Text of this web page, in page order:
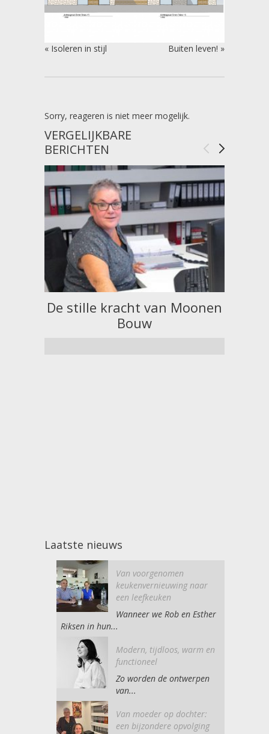
« Isoleren in stijl Buiten leven! »
Sorry, reageren is niet meer mogelijk.
VERGELIJKBARE
BERICHTEN
De stille kracht van Moonen
Bouw
Laatste nieuws
Van voorgenomen
keukenvernieuwing naar
een leefkeuken
Wanneer we Rob en Esther
Riksen in hun...
Modern, tijdloos, warm en
functioneel
Zo worden de ontwerpen
van...
Van moeder op dochter:
een bijzondere opvolging